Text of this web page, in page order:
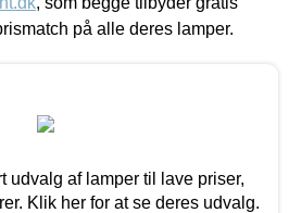
på alle deres lamper.
udvalg af lamper til lave priser,
Klik her for at se deres udvalg.